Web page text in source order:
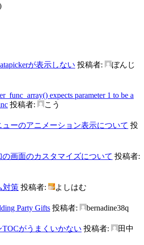
が表示しない 投稿者:
ぼんじ
expects parameter 1 to be a
投稿者:
こう
ーのアニメーション表示について 投
画面のカスタマイズについて 投稿者:
対策 投稿者:
よしはむ
Party Gifts 投稿者:
bernadine38q
TOCがうまくいかない 投稿者:
田中